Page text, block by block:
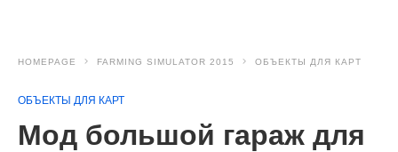
HOMEPAGE FARMING SIMULATOR 2015 ОБЪЕКТЫ ДЛЯ КАРТ
ОБЪЕКТЫ ДЛЯ КАРТ
Мод большой гараж для